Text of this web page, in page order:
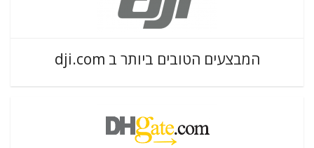
המבצעים הטובים ביותר ב dji.com